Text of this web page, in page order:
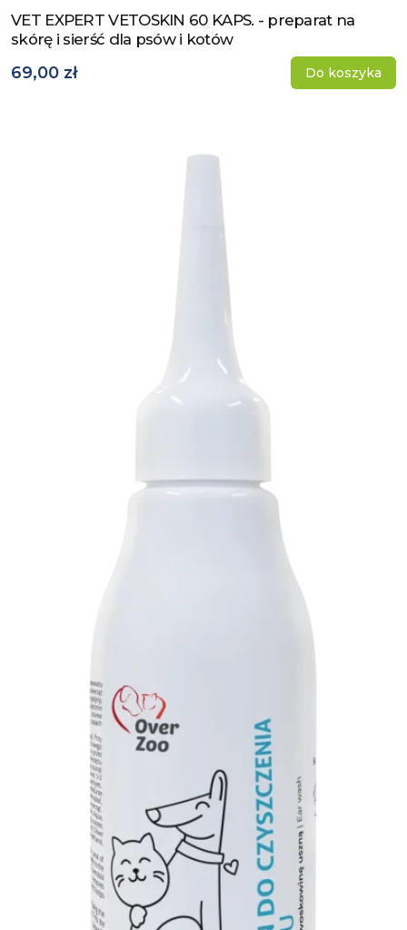
Zobacz produkt
VET EXPERT VETOSKIN 60 KAPS. - preparat na
skórę i sierść dla psów i kotów
69,00 zł Do koszyka